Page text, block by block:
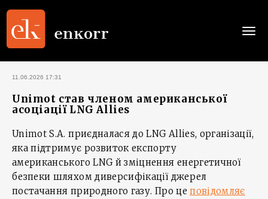
11.06.2026 17:31
Unimot став членом американської
асоціації LNG Allies
Unimot S.A. приєдналася до LNG Allies, організації,
яка підтримує розвиток експорту
американського LNG й зміцнення енергетичної
безпеки шляхом диверсифікації джерел
постачання природного газу. Про цеповідомляє